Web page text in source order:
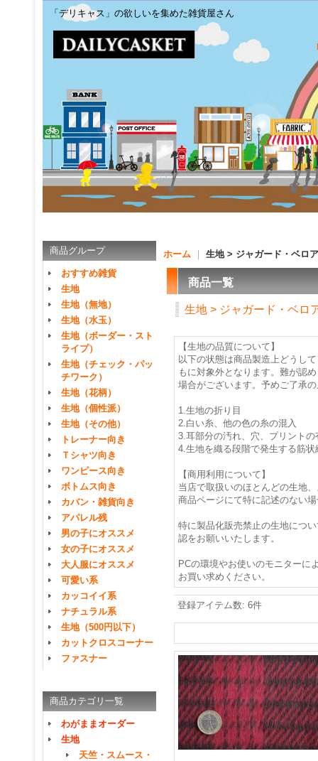
「デリキャス」の欲しいを集めた雑貨屋さん
商品グループ
おすすめ雑貨
生地
生地（無地）
生地（水玉）
生地（ボーダー・スト
ライプ）
生地（チェック・パッ
チワーク）
生地（花柄）
生地（個性派）
生地（その他）
トレーナー向き
Ｔシャツ向き
ワンピース向き
ボトムス向き
カバン・雑貨向き
アパレル残
男の子にオススメ
女の子にオススメ
大人服にオススメ
可愛い系
カッコイイ系
ナチュラル系
生地（500円以下）
カットクロスコーナー
ファスナー
商品カテゴリ一覧
わがままオーダー
生地
天竺・スムース・
ホーム 生地 > ジャガード・ベロア
商品一覧
生地 > ジャガード・ベロ
【生地の品質について】
以下の状態は商品製造上どうし
もに対象外となります。難が認
場合がございます。予めご了承
1.生地の折り目
2.白い糸、他の色の糸の混入
3.耳部分の汚れ、穴、プリントの
4.生地を織る段階で発生する筋状
【商用利用について】
当店で取扱いのほとんどの生地
商品ページにて特に記述のない
特に製品化販売禁止の生地につ
認をお願いいたします。
PCの環境やお使いのモニターに
お買い求めください。
登録アイテム数: 6件